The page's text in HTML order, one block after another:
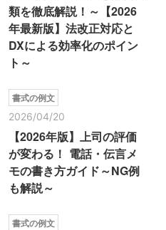
類を徹底解説！～【2026
年最新版】法改正対応と
DXによる効率化のポイン
ト～
書式の例文
2026/04/20
【2026年版】上司の評価
が変わる！ 電話・伝言メ
モの書き方ガイド～NG例
も解説～
書式の例文